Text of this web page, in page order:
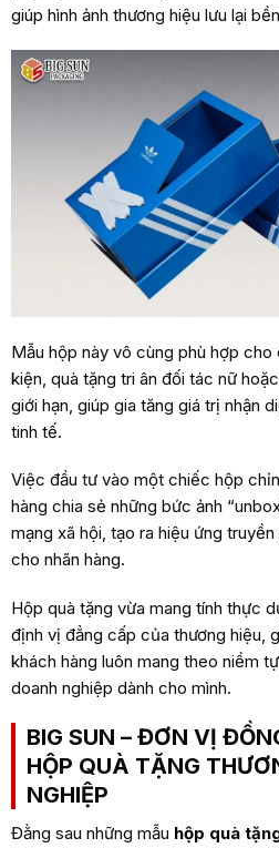
giúp hình ảnh thương hiệu lưu lại
Mẫu hộp này vô cùng phù hợp
kiện, quà tặng tri ân đối tác nữ
giới hạn, giúp gia tăng giá trị nhận
tinh tế.
Việc đầu tư vào một chiếc hộp
hàng chia sẻ những bức ảnh
mạng xã hội, tạo ra hiệu ứng
cho nhãn hàng.
Hộp quà tặng vừa mang tính thực
định vị đẳng cấp của thương hiệu,
khách hàng luôn mang theo niềm
doanh nghiệp dành cho mình.
BIG SUN – ĐƠN VỊ
HỘP QUÀ TẶNG
NGHIỆP
Đằng sau những mẫu hộp quà